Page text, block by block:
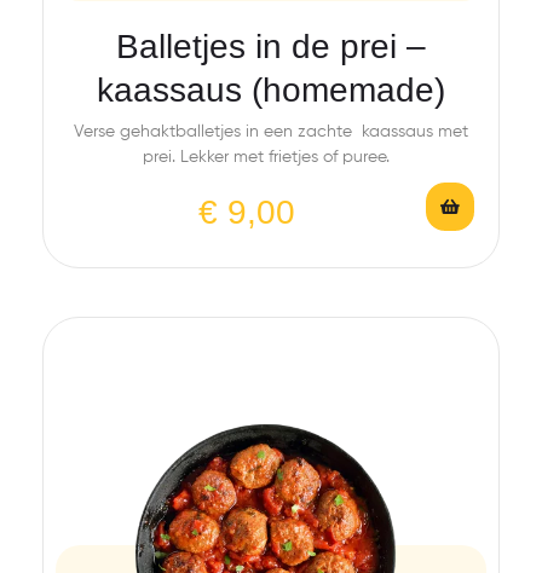
Balletjes in de prei –
kaassaus (homemade)
Verse gehaktballetjes in een zachte kaassaus met
prei. Lekker met frietjes of puree.
€ 9,00